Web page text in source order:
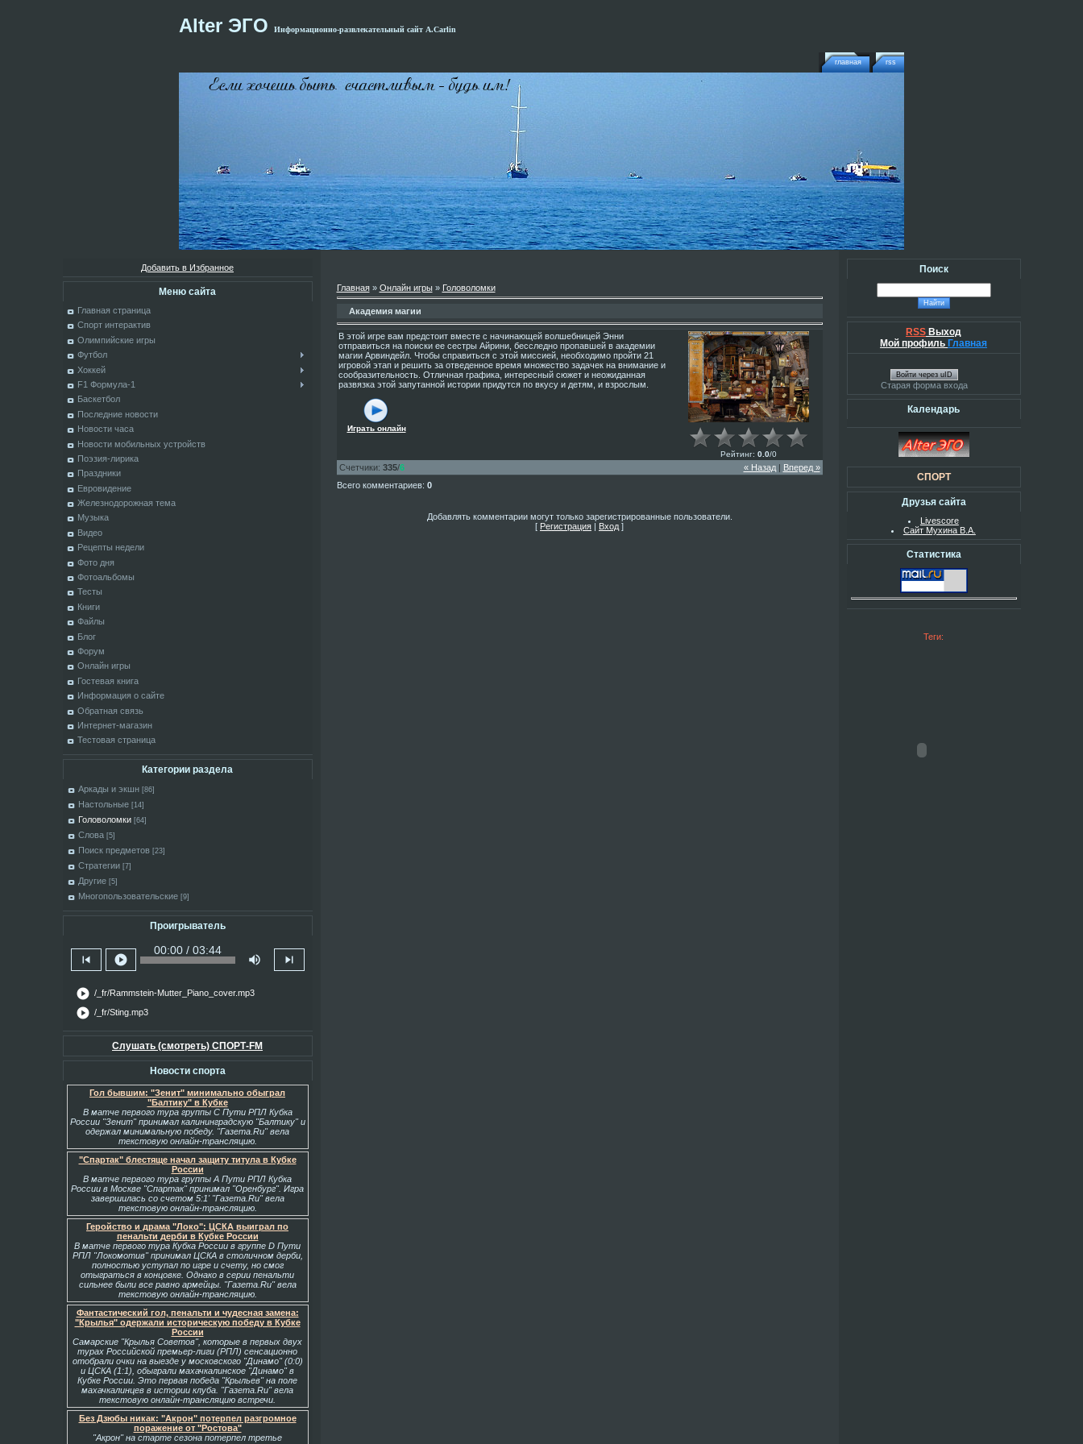
Alter ЭГО Информационно-развлекательный сайт А.Carlin
rss
главная
Добавить в Избранное
Меню сайта
Главная страница
Спорт интерактив
Олимпийские игры
Футбол
Хоккей
F1 Формула-1
Баскетбол
Последние новости
Новости часа
Новости мобильных устройств
Поэзия-лирика
Праздники
Евровидение
Железнодорожная тема
Музыка
Видео
Рецепты недели
Фото дня
Фотоальбомы
Тесты
Книги
Файлы
Блог
Форум
Онлайн игры
Гостевая книга
Информация о сайте
Обратная связь
Интернет-магазин
Тестовая страница
Категории раздела
Аркады и экшн [86]
Настольные [14]
Головоломки [64]
Слова [5]
Поиск предметов [23]
Стратегии [7]
Другие [5]
Многопользовательские [9]
Проигрыватель
skip_previous play_circle
00:00 / 03:44
volume_up skip_next
play_circle /_fr/Rammstein-Mutter_Piano_cover.mp3
play_circle /_fr/Sting.mp3
Слушать (смотреть) СПОРТ-FM
Новости спорта
Гол бывшим: "Зенит" минимально обыграл
"Балтику" в Кубке
В матче первого тура группы С Пути РПЛ Кубка
России "Зенит" принимал калининградскую "Балтику" и
одержал минимальную победу. "Газета.Ru" вела
текстовую онлайн-трансляцию.
"Спартак" блестяще начал защиту титула в Кубке
России
В матче первого тура группы А Пути РПЛ Кубка
России в Москве "Спартак" принимал "Оренбург". Игра
завершилась со счетом 5:1' "Газета.Ru" вела
текстовую онлайн-трансляцию.
Геройство и драма "Локо": ЦСКА выиграл по
пенальти дерби в Кубке России
В матче первого тура Кубка России в группе D Пути
РПЛ "Локомотив" принимал ЦСКА в столичном дерби,
полностью уступал по игре и счету, но смог
отыграться в концовке. Однако в серии пенальти
сильнее были все равно армейцы. "Газета.Ru" вела
текстовую онлайн-трансляцию.
Фантастический гол, пенальти и чудесная замена:
"Крылья" одержали историческую победу в Кубке
России
Самарские "Крылья Советов", которые в первых двух
турах Российской премьер-лиги (РПЛ) сенсационно
отобрали очки на выезде у московского "Динамо" (0:0)
и ЦСКА (1:1), обыграли махачкалинское "Динамо" в
Кубке России. Это первая победа "Крыльев" на поле
махачкалинцев в истории клуба. "Газета.Ru" вела
текстовую онлайн-трансляцию встречи.
Без Дзюбы никак: "Акрон" потерпел разгромное
поражение от "Ростова"
"Акрон" на старте сезона потерпел третье
Главная» Онлайн игры» Головоломки
Академия магии
В этой игре вам предстоит вместе с начинающей волшебницей Энни
отправиться на поиски ее сестры Айрини, бесследно пропавшей в академии
магии Арвиндейл. Чтобы справиться с этой миссией, необходимо пройти 21
игровой этап и решить за отведенное время множество задачек на внимание и
сообразительность. Отличная графика, интересный сюжет и неожиданная
развязка этой запутанной истории придутся по вкусу и детям, и взрослым.
Играть онлайн
Рейтинг: 0.0/0
« Назад| Вперед »
Счетчики: 335/6
Всего комментариев: 0
Добавлять комментарии могут только зарегистрированные пользователи.
[ Регистрация Вход ]
Поиск
RSS Выход
Мой профиль Главная
Войти через uID
Старая форма входа
Календарь
СПОРТ
Друзья сайта
Livescore
Сайт Мухина В.А.
Статистика
Теги: